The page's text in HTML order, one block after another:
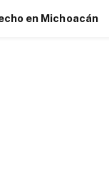
en Michoacán